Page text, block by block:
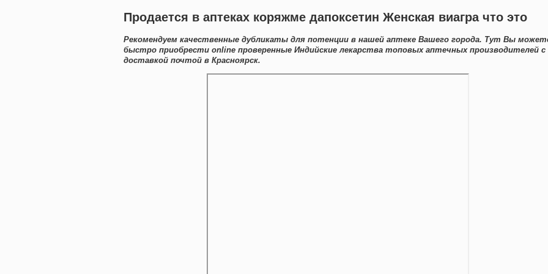
Продается в аптеках коряжме дапоксетин Женская виагра что это
Рекомендуем качественные дубликаты для потенции в нашей аптеке Вашего города. Тут Вы
быстро приобрести online проверенные Индийские лекарства топовых аптечных производителей с
доставкой почтой в Красноярск.